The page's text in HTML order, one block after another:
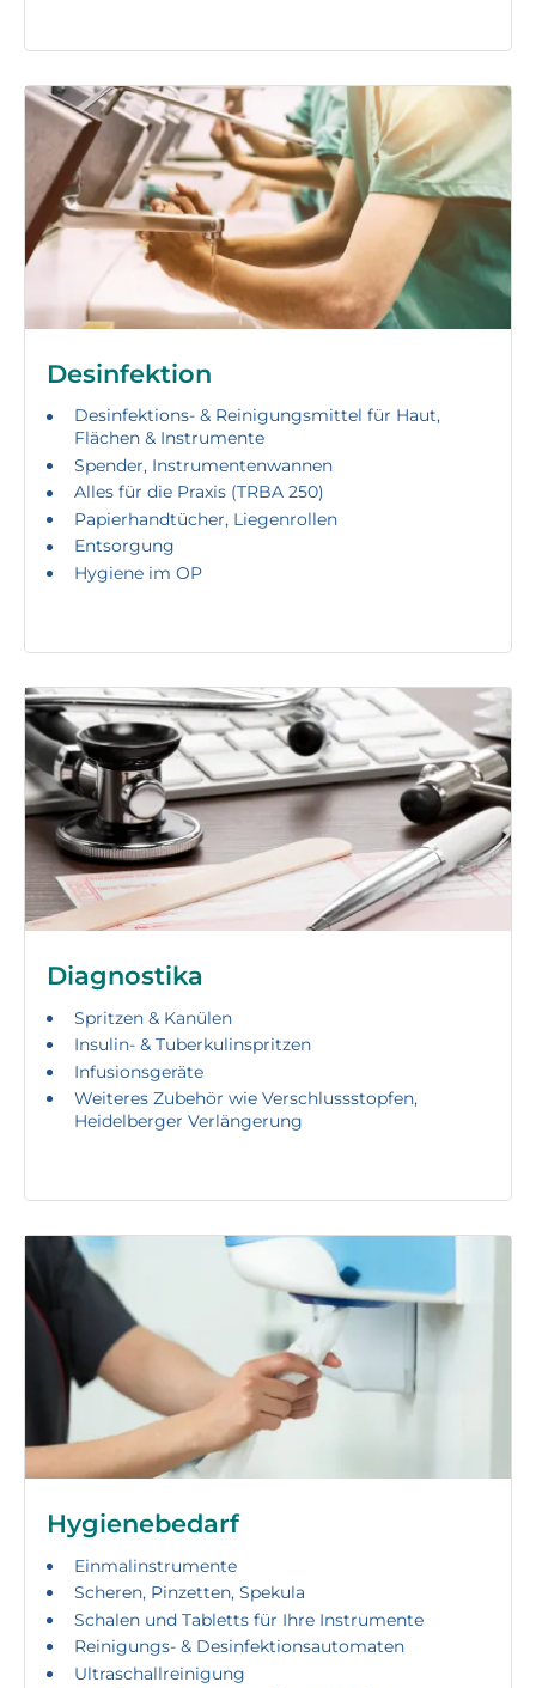
Desinfektion
Desinfektions- & Reinigungsmittel für Haut,
Flächen & Instrumente
Spender, Instrumentenwannen
Alles für die Praxis (TRBA 250)
Papierhandtücher, Liegenrollen
Entsorgung
Hygiene im OP
Diagnostika
Spritzen & Kanülen
Insulin- & Tuberkulinspritzen
Infusionsgeräte
Weiteres Zubehör wie Verschlussstopfen,
Heidelberger Verlängerung
Hygienebedarf
Einmalinstrumente
Scheren, Pinzetten, Spekula
Schalen und Tabletts für Ihre Instrumente
Reinigungs- & Desinfektionsautomaten
Ultraschallreinigung